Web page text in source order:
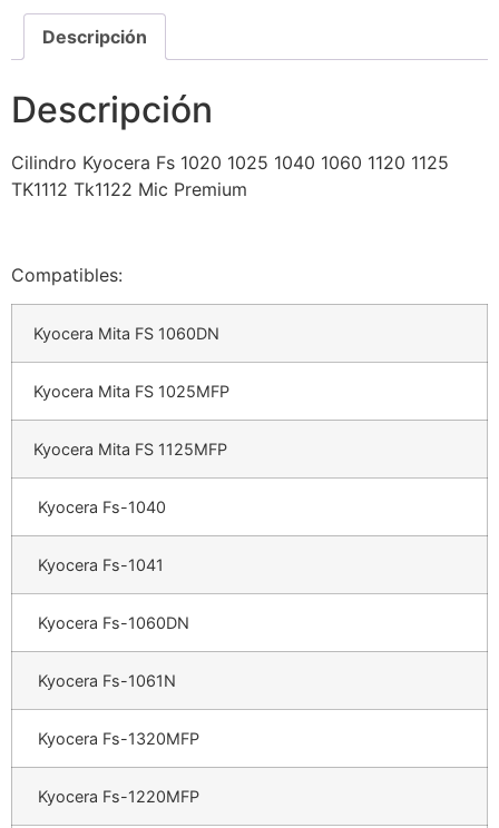
Descripción
Descripción
Cilindro Kyocera Fs 1020 1025 1040 1060 1120 1125
TK1112 Tk1122 Mic Premium
Compatibles:
Kyocera Mita FS 1060DN
Kyocera Mita FS 1025MFP
Kyocera Mita FS 1125MFP
Kyocera Fs-1040
Kyocera Fs-1041
Kyocera Fs-1060DN
Kyocera Fs-1061N
Kyocera Fs-1320MFP
Kyocera Fs-1220MFP